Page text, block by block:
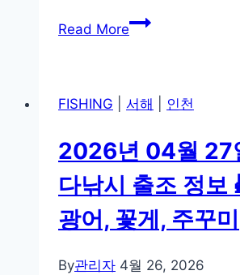
꽃
꾸
Read More2026
28
인
천
바
다
시
FISHING 서해 인천
2026년 04월 27
다낚시 출조 정보
광어, 꽃게, 주꾸미
By관리자 4월 26, 2026